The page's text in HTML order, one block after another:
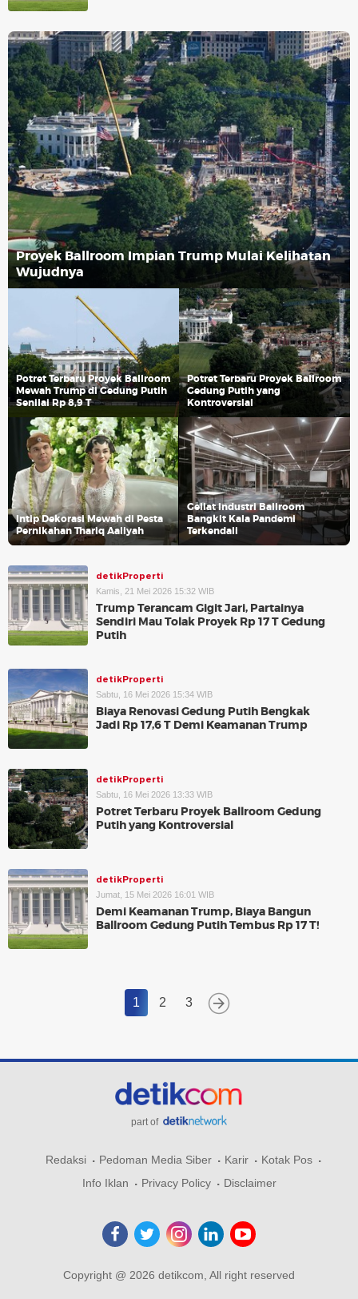
Proyek Ballroom Impian Trump Mulai Kelihatan
Wujudnya
Potret Terbaru Proyek Ballroom
Mewah Trump di Gedung Putih
Senilai Rp 8,9 T
Potret Terbaru Proyek Ballroom
Gedung Putih yang
Kontroversial
Intip Dekorasi Mewah di Pesta
Pernikahan Thariq Aaliyah
Geliat Industri Ballroom
Bangkit Kala Pandemi
Terkendali
detikProperti
Kamis, 21 Mei 2026 15:32 WIB
Trump Terancam Gigit Jari, Partainya
Sendiri Mau Tolak Proyek Rp 17 T Gedung
Putih
detikProperti
Sabtu, 16 Mei 2026 15:34 WIB
Biaya Renovasi Gedung Putih Bengkak
Jadi Rp 17,6 T Demi Keamanan Trump
detikProperti
Sabtu, 16 Mei 2026 13:33 WIB
Potret Terbaru Proyek Ballroom Gedung
Putih yang Kontroversial
detikProperti
Jumat, 15 Mei 2026 16:01 WIB
Demi Keamanan Trump, Biaya Bangun
Ballroom Gedung Putih Tembus Rp 17 T!
1 2 3
part of
Redaksi Pedoman Media Siber Karir
Kotak Pos
Info Iklan
Privacy Policy Disclaimer
Copyright @ 2026 detikcom, All right reserved